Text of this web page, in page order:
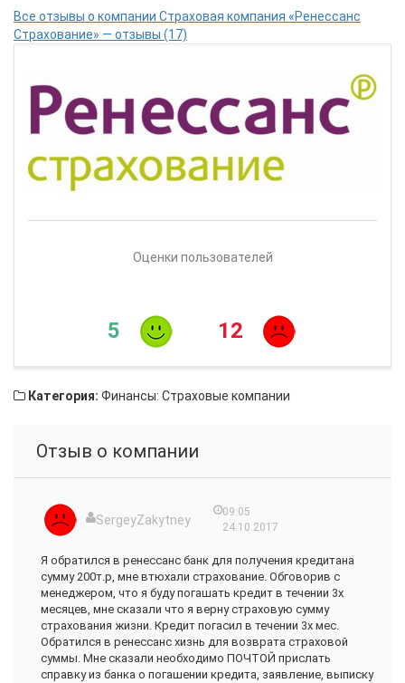
Все отзывы о компании Страховая компания «Ренессанс
Страхование» — отзывы (17)
Оценки пользователей
5 12
Категория: Финансы: Страховые компании
Отзыв о компании
SergeyZakytney
09:05
24.10.2017
Я обратился в ренессанс банк для получения кредитана
сумму 200т.р, мне втюхали страхование. Обговорив с
менеджером, что я буду погашать кредит в течении 3х
месяцев, мне сказали что я верну страховую сумму
страхования жизни. Кредит погасил в течении 3х мес.
Обратился в ренессанс хизнь для возврата страховой
суммы. Мне сказали необходимо ПОЧТОЙ прислать
справку из банка о погашении кредита, заявление, выписку